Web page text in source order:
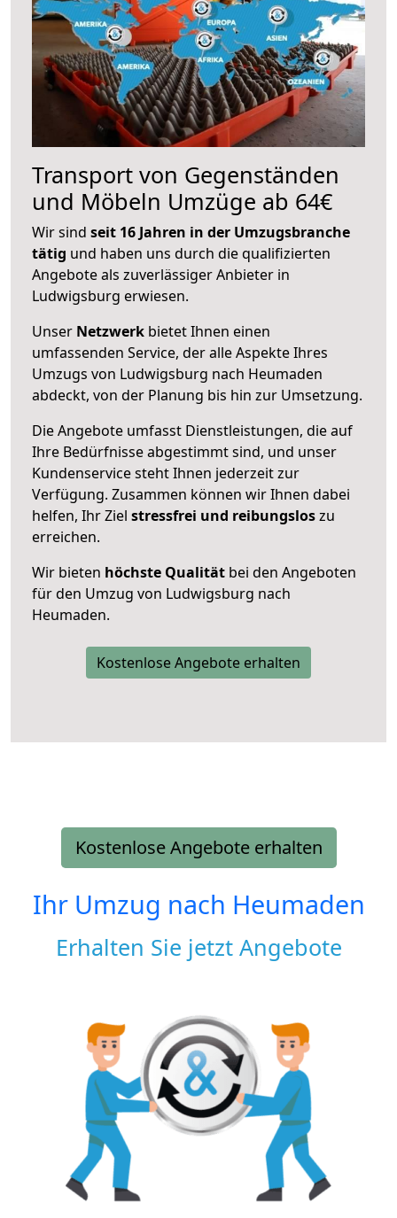
Transport von Gegenständen
und Möbeln Umzüge ab 64€
Wir sind seit 16 Jahren in der Umzugsbranche
tätig und haben uns durch die qualifizierten
Angebote als zuverlässiger Anbieter in
Ludwigsburg erwiesen.
Unser Netzwerk bietet Ihnen einen
umfassenden Service, der alle Aspekte Ihres
Umzugs von Ludwigsburg nach Heumaden
abdeckt, von der Planung bis hin zur Umsetzung.
Die Angebote umfasst Dienstleistungen, die auf
Ihre Bedürfnisse abgestimmt sind, und unser
Kundenservice steht Ihnen jederzeit zur
Verfügung. Zusammen können wir Ihnen dabei
helfen, Ihr Ziel stressfrei und reibungsloszu
erreichen.
Wir bieten höchste Qualität bei den Angeboten
für den Umzug von Ludwigsburg nach
Heumaden.
Kostenlose Angebote erhalten
Kostenlose Angebote erhalten
Ihr Umzug nach Heumaden
Erhalten Sie jetzt Angebote